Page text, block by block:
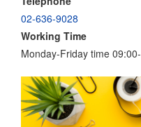
02-636-9028
Working Time
Monday-Friday time